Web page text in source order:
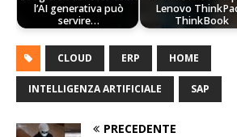
l’AI generativa può
servire…
Lenovo
ThinkBook
CLOUD ERP HOME
INTELLIGENZA ARTIFICIALE SAP
PRECEDENTE